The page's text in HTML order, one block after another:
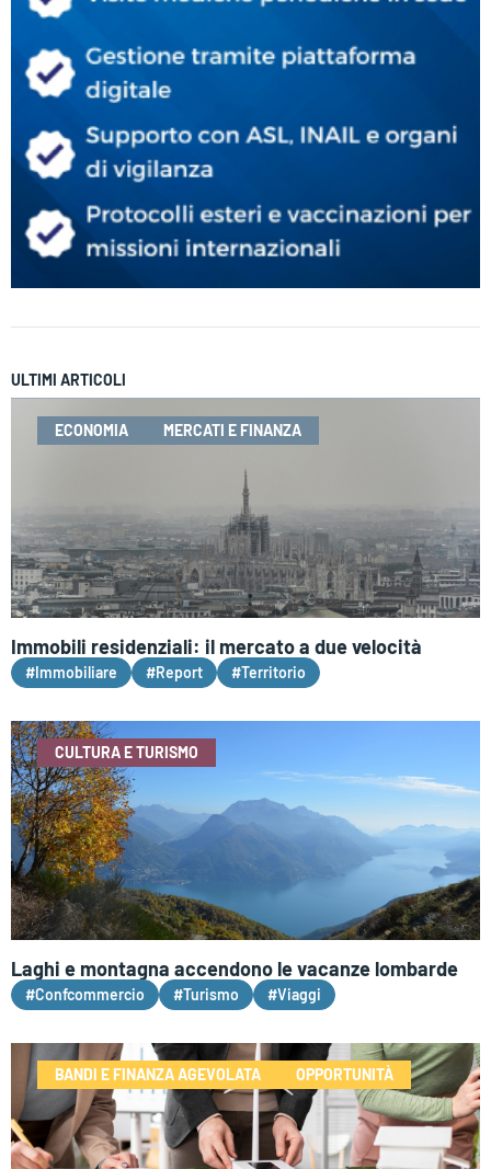
ULTIMI ARTICOLI
ECONOMIA MERCATI E FINANZA
Immobili residenziali: il mercato a due velocità
#Immobiliare #Report #Territorio
CULTURA E TURISMO
Laghi e montagna accendono le vacanze lombarde
#Confcommercio #Turismo #Viaggi
BANDI E FINANZA AGEVOLATA OPPORTUNITÀ